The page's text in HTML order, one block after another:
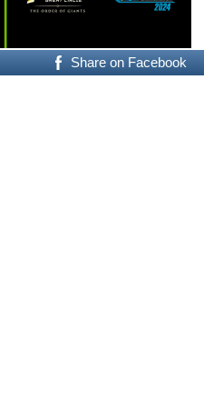
Share on Facebook